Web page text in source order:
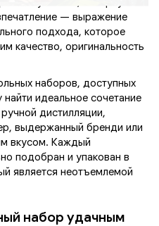
— выражение
подхода, которое
качество, оригинальность
наборов, доступных
идеальное сочетание
дистилляции,
выдержанный бренди или
вкусом. Каждый
подобран и упакован в
является неотъемлемой
набор удачным